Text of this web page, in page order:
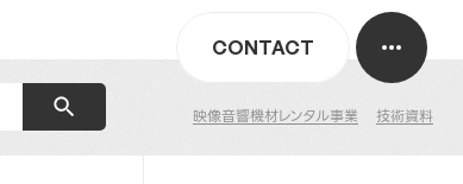
映像音響機材レンタル事業 技術資料
CONTACT